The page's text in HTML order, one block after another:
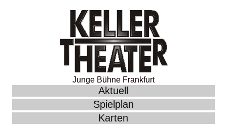
Junge Bühne Frankfurt
Aktuell
Spielplan
Karten